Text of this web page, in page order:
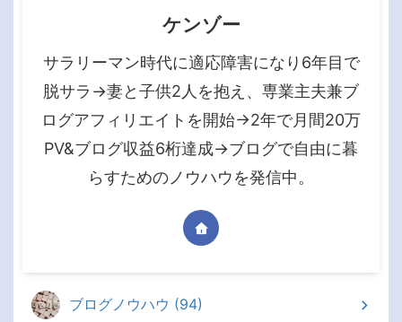
ケンゾー
サラリーマン時代に適応障害になり6年目で
脱サラ→妻と子供2人を抱え、専業主夫兼ブ
ログアフィリエイトを開始→2年で月間20万
PV&ブログ収益6桁達成→ブログで自由に暮
らすためのノウハウを発信中。
ブログノウハウ (94)